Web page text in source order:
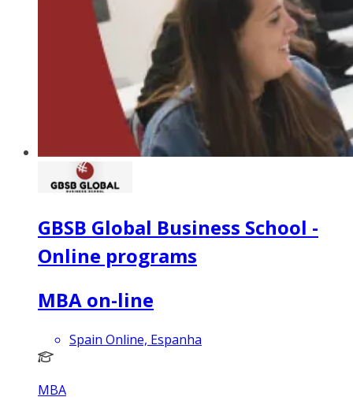
GBSB Global Business School -
Online programs
MBA on-line
Spain Online, Espanha
MBA